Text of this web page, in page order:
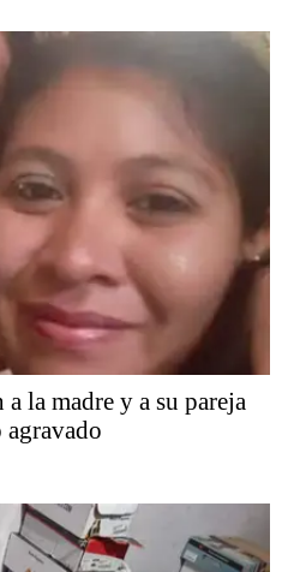
la madre y a su pareja